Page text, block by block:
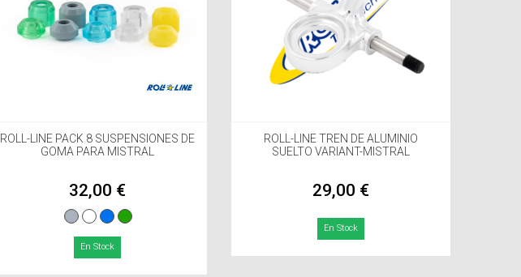
ROLL-LINE PACK 8 SUSPENSIONES DE
GOMA PARA MISTRAL
32,00 €
En Stock
ROLL-LINE TREN DE ALUMINIO
SUELTO VARIANT-MISTRAL
29,00 €
En Stock